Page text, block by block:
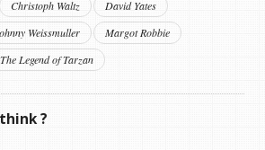
Christoph Waltz
David Yates
Weissmuller
Margot Robbie
The Legend of Tarzan
?